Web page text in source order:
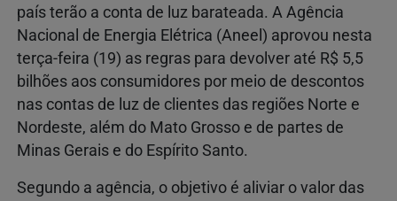
país terão a conta de luz barateada. A Agência
Nacional de Energia Elétrica (Aneel) aprovou nesta
terça-feira (19) as regras para devolver até R$ 5,5
bilhões aos consumidores por meio de descontos
nas contas de luz de clientes das regiões Norte e
Nordeste, além do Mato Grosso e de partes de
Minas Gerais e do Espírito Santo.
Segundo a agência, o objetivo é aliviar o valor das